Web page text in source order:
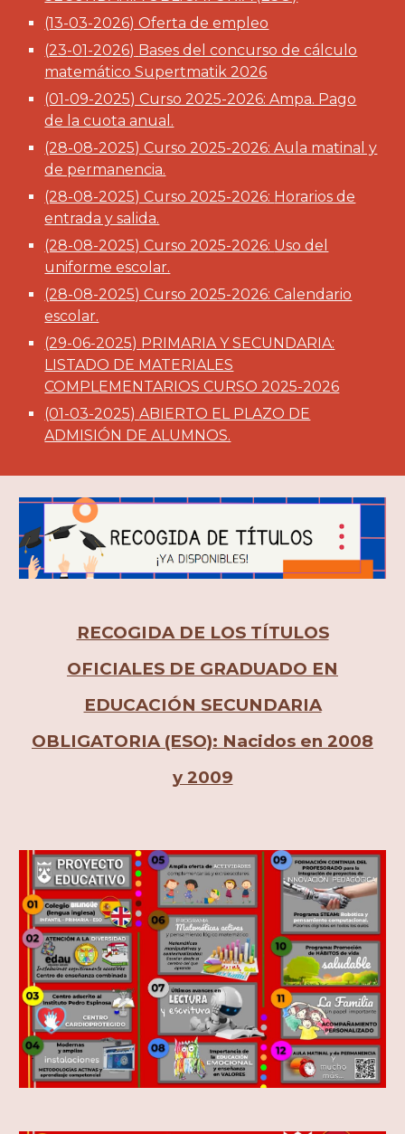
(13-03-2026) Oferta de empleo
(23-01-2026) Bases del concurso de cálculo
matemático Supertmatik 2026
(01-09-2025) Curso 2025-2026: Ampa. Pago
de la cuota anual.
(28-08-2025) Curso 2025-2026: Aula matinal y
de permanencia.
(28-08-2025) Curso 2025-2026: Horarios de
entrada y salida.
(28-08-2025) Curso 2025-2026: Uso del
uniforme escolar.
(28-08-2025) Curso 2025-2026: Calendario
escolar.
(29-06-2025) PRIMARIA Y SECUNDARIA:
LISTADO DE MATERIALES
COMPLEMENTARIOS CURSO 2025-2026
(01-03-2025)ABIERTO EL PLAZO DE
ADMISIÓN DE ALUMNOS.
RECOGIDA DE LOS TÍTULOS
OFICIALES DE GRADUADO EN
EDUCACIÓN SECUNDARIA
OBLIGATORIA (ESO): Nacidos en 2008
y 2009